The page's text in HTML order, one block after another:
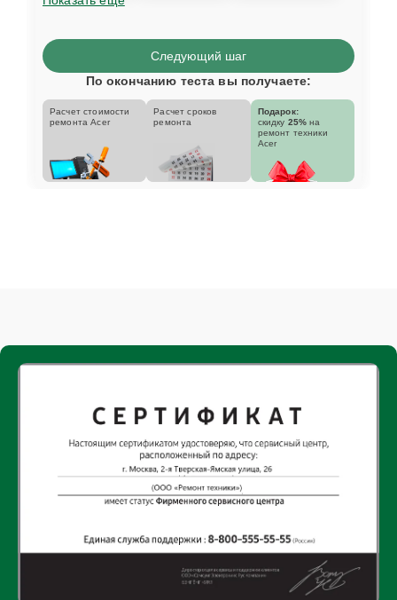
Следующий шаг
По окончанию теста вы получаете:
Расчет стоимости
ремонта Acer
Расчет сроков
ремонта
Подарок:
скидку 25% на
ремонт техники
Acer